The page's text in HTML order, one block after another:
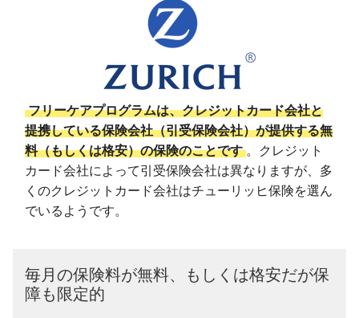
フリーケアプログラムは、クレジットカード会社と
提携している保険会社（引受保険会社）が提供する無
料（もしくは格安）の保険のことです 。クレジット
カード会社によって引受保険会社は異なりますが、多
くのクレジットカード会社はチューリッヒ保険を選ん
でいるようです。
毎月の保険料が無料、もしくは格安だが保
障も限定的